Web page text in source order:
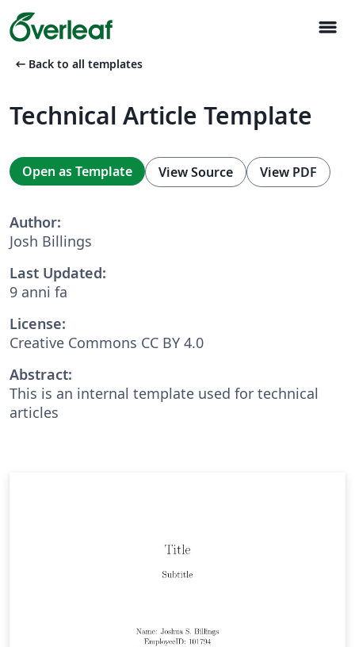
menu
arrow_left_alt Back to all templates
Technical Article Template
Open as Template View Source View PDF
Author:
Josh Billings
Last Updated:
9 anni fa
License:
Creative Commons CC BY 4.0
Abstract:
This is an internal template used for technical
articles